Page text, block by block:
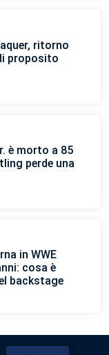
ritorno
proposito
è morto a 85
perde una
in WWE
cosa è
backstage